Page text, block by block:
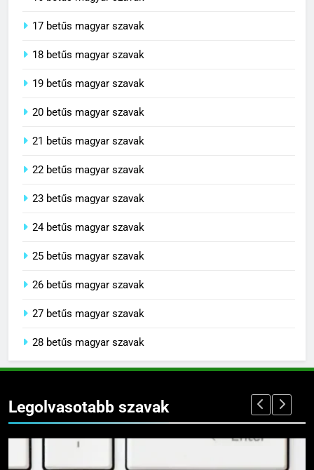
17 betűs magyar szavak
18 betűs magyar szavak
19 betűs magyar szavak
20 betűs magyar szavak
21 betűs magyar szavak
22 betűs magyar szavak
23 betűs magyar szavak
24 betűs magyar szavak
25 betűs magyar szavak
26 betűs magyar szavak
27 betűs magyar szavak
28 betűs magyar szavak
Legolvasotabb szavak